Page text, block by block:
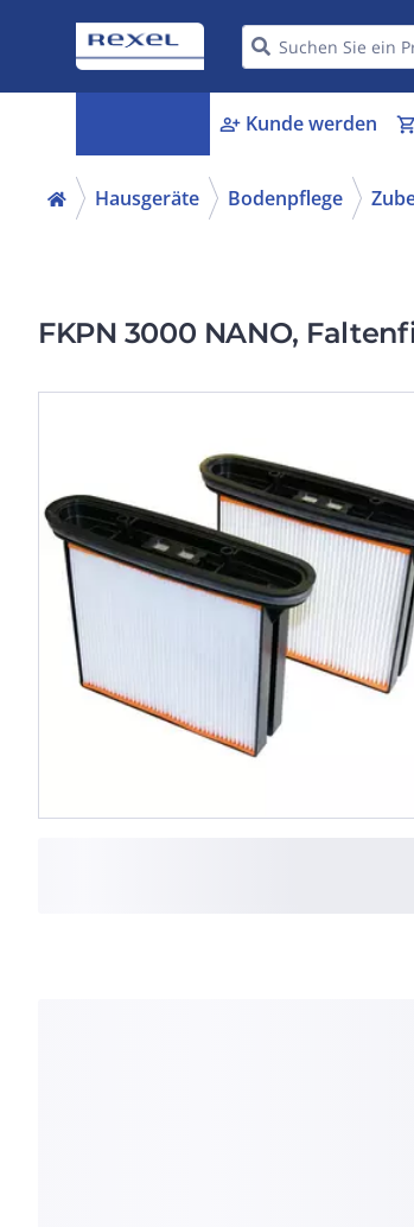
person_add Kunde werden shopping_cart
Hausgeräte Bodenpflege
FKPN 3000 NANO,